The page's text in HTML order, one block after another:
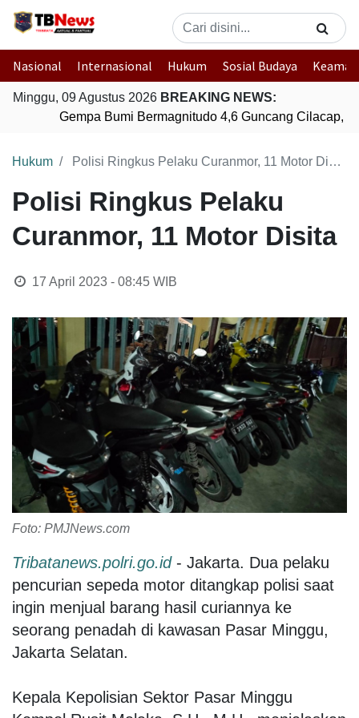
Nasional Internasional Hukum Sosial Budaya
Minggu, 09 Agustus 2026 BREAKING NEWS:
Gempa Bumi Bermagnitudo 4,6 Guncang Cilacap,
Hukum Polisi Ringkus Pelaku Curanmor, 11 Motor Disita
Polisi Ringkus Pelaku
Curanmor, 11 Motor Disita
17 April 2023 - 08:45WIB
Foto: PMJNews.com
Tribatanews.polri.go.id- Jakarta. Dua pelaku
pencurian sepeda motor ditangkap polisi saat
ingin menjual barang hasil curiannya ke
seorang penadah di kawasan Pasar Minggu,
Jakarta Selatan.
Kepala Kepolisian Sektor Pasar Minggu